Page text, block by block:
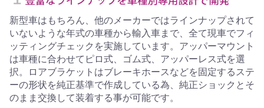
新型車はもちろん、他のメーカーではラインナップされて
いないような年式の車種から輸入車まで、全て現車でフィ
ッティングチェックを実施しています。アッパーマウント
は車種に合わせてピロ式、ゴム式、アッパーレス式を選
択。ロアブラケットはブレーキホースなどを固定するステ
ーの形状を純正基準で作成している為、純正ショックとそ
のまま交換して装着する事が可能です。